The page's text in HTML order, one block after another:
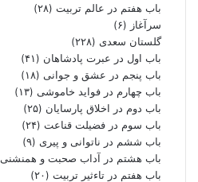
باب هفتم در عالم تربیت (۲۸)
سرآغاز (۶)
گلستان سعدی (۲۲۸)
باب اول در عبرت پادشاهان (۴۱)
باب پنجم در عشق و جوانى (۱۸)
باب چهارم در فواید خاموشى (۱۳)
باب دوم در اخلاق پارسایان (۲۵)
باب سوم در فضیلت قناعت (۲۴)
باب ششم در ناتوانى و پیرى (۹)
باب هشتم در آداب صحبت و همنشنى
باب هفتم در تاءثیر تربیت (۲۰)